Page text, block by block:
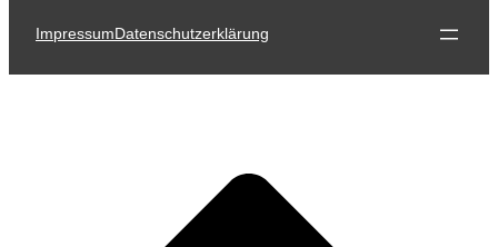
ImpressumDatenschutzerklärung